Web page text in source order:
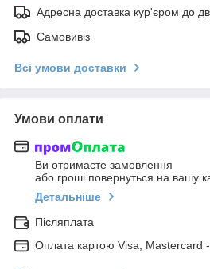
Адресна доставка кур'єром до
Самовивіз
Всі умови доставки
Умови оплати
Ви отримаєте замовлення
або гроші повернуться на вашу
Детальніше
Післяплата
Оплата картою Visa, Mastercard